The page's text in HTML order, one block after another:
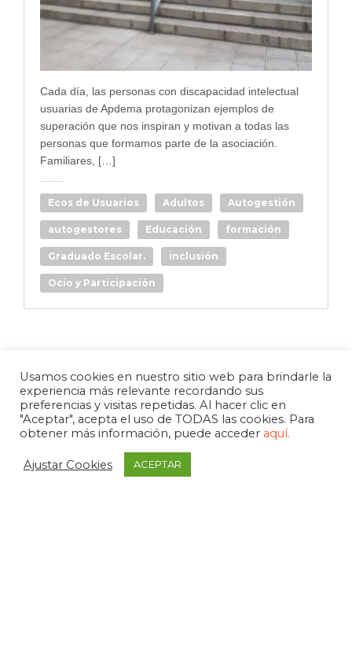
Cada día, las personas con discapacidad intelectual
usuarias de Apdema protagonizan ejemplos de
superación que nos inspiran y motivan a todas las
personas que formamos parte de la asociación.
Familiares, […]
Ecos de Usuarios Adultos Autogestión
autogestores Educación formación
Graduado Escolar. inclusión
Ocio y Participación
Usamos cookies en nuestro sitio web para brindarle la
experiencia más relevante recordando sus
preferencias y visitas repetidas. Al hacer clic en
"Aceptar", acepta el uso de TODAS las cookies. Para
obtener más información, puede acceder aquí.
Ajustar Cookies ACEPTAR